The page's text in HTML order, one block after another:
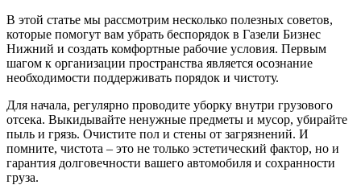
В этой статье мы рассмотрим несколько полезных советов,
которые помогут вам убрать беспорядок в Газели Бизнес
Нижний и создать комфортные рабочие условия. Первым
шагом к организации пространства является осознание
необходимости поддерживать порядок и чистоту.
Для начала, регулярно проводите уборку внутри грузового
отсека. Выкидывайте ненужные предметы и мусор, убирайте
пыль и грязь. Очистите пол и стены от загрязнений. И
помните, чистота – это не только эстетический фактор, но и
гарантия долговечности вашего автомобиля и сохранности
груза.